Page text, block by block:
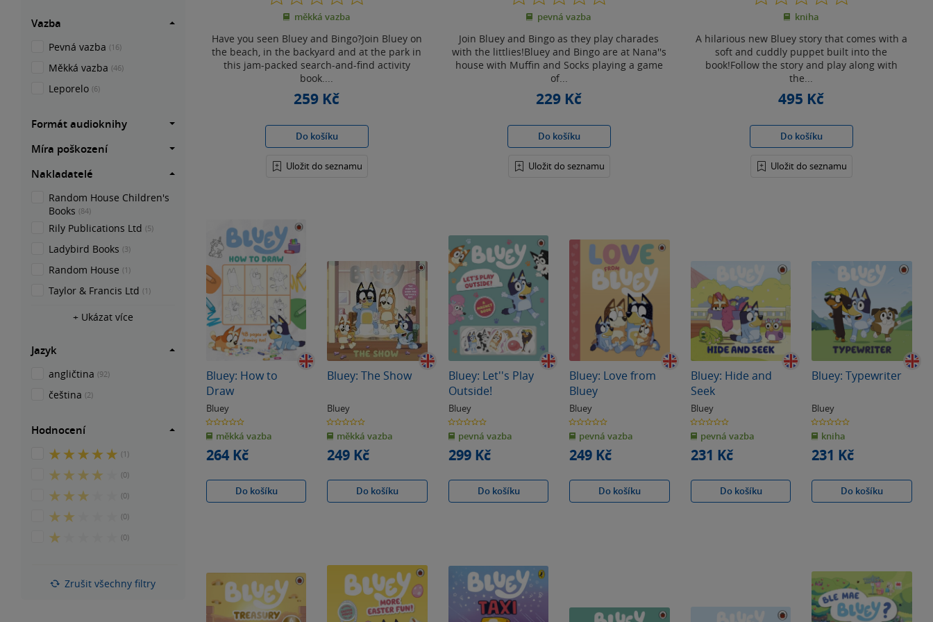
z
5
měkká vazba
Have you seen Bluey and Bingo?Join Bluey on
the beach, in the backyard and at the park in
this jam-packed search-and-find activity
book....
259 Kč
Do košíku
Uložit do seznamu
z
5
pevná vazba
Join Bluey and Bingo as they play charades
with the littlies!Bluey and Bingo are at Nana''s
house with Muffin and Socks playing a game
of...
229 Kč
Do košíku
Uložit do seznamu
z
5
kniha
A hilarious new Bluey story that comes with a
soft and cuddly puppet built into the
book!Follow the story and play along with
the...
495 Kč
Do košíku
Uložit do seznamu
Bluey: How to
Draw
Bluey
0.0
z
5
hvězdiček
měkká vazba
264 Kč
Do košíku
Bluey: The Show
Bluey
0.0
z
5
hvězdiček
měkká vazba
249 Kč
Do košíku
Bluey: Let''s Play
Outside!
Bluey
0.0
z
5
hvězdiček
pevná vazba
299 Kč
Do košíku
Bluey: Love from
Bluey
Bluey
0.0
z
5
hvězdiček
pevná vazba
249 Kč
Do košíku
Bluey: Hide and
Seek
Bluey
0.0
z
5
hvězdiček
pevná vazba
231 Kč
Do košíku
Bluey: Typewriter
Bluey
0.0
z
5
hvězdiček
kniha
231 Kč
Do košíku
Vazba
Pevná vazba (16)
Měkká vazba (46)
Leporelo (6)
Formát audioknihy
Míra poškození
Nakladatelé
Random House Children's
Books (84)
Rily Publications Ltd (5)
Ladybird Books (3)
Random House (1)
Taylor & Francis Ltd (1)
+ Ukázat více
Jazyk
angličtina (92)
čeština (2)
Hodnocení
5
5
hvězdiček
(1)
4
5
hvězdiček
(0)
3
5
hvězdiček
(0)
2
5
(0)
1
(0)
Zrušit všechny filtry